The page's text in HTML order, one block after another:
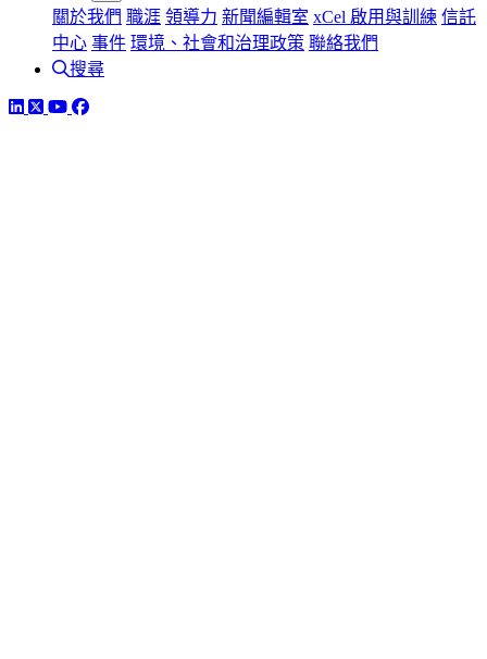
關於我們 職涯 領導力 新聞編輯室 xCel 啟用與訓練 信託
中心 事件 環境、社會和治理政策 聯絡我們
搜尋
LinkedIn
TwitterYouTube
Facebook